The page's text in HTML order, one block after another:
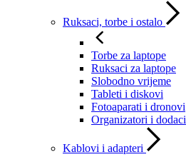
Ruksaci, torbe i ostalo
Torbe za laptope
Ruksaci za laptope
Slobodno vrijeme
Tableti i diskovi
Fotoaparati i dronovi
Organizatori i dodaci
Kablovi i adapteri